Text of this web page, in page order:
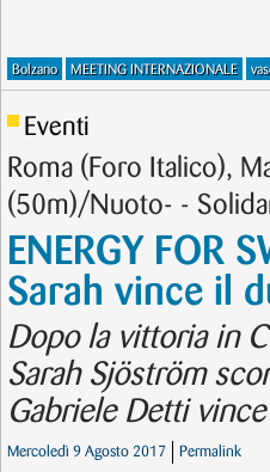
Bolzano MEETING INTERNAZIONALE
Eventi
Roma (Foro Italico),
(50m)/Nuoto- -
ENERGY
Sarah vince il
Dopo la vittoria in
Sarah Sjöström
Gabriele Detti
Mercoledì 9 Agosto 2017 Permalink